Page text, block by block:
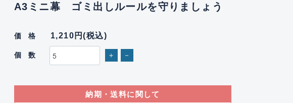
A3ミニ幕 ゴミ出しルールを守りましょう
価格 1,210円(税込)
個数 ＋ －
納期・送料に関して